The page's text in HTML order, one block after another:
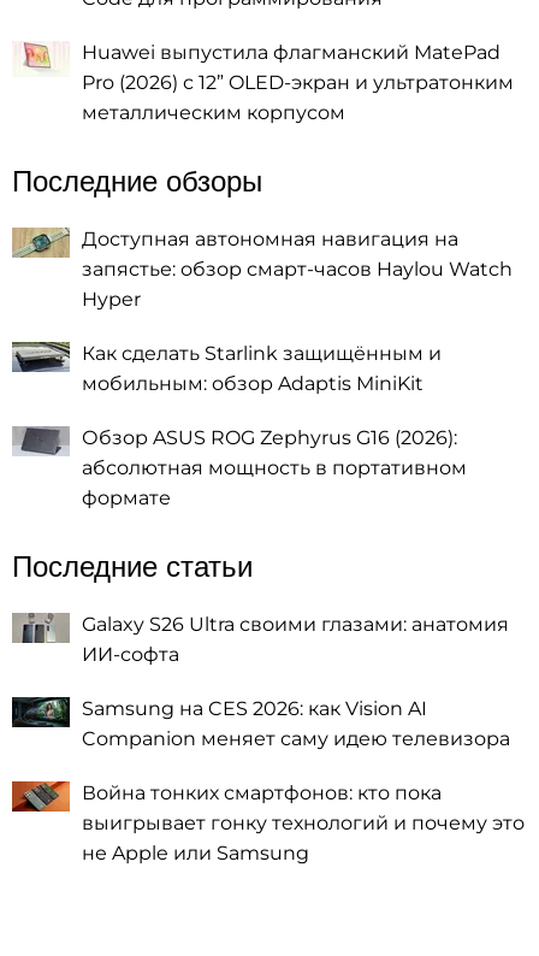
Huawei выпустила флагманский MatePad
Pro (2026) с 12” OLED-экран и ультратонким
металлическим корпусом
Последние обзоры
Доступная автономная навигация на
запястье: обзор смарт-часов Haylou Watch
Hyper
Как сделать Starlink защищённым и
мобильным: обзор Adaptis MiniKit
Обзор ASUS ROG Zephyrus G16 (2026):
абсолютная мощность в портативном
формате
Последние статьи
Galaxy S26 Ultra своими глазами: анатомия
ИИ-софта
Samsung на CES 2026: как Vision AI
Companion меняет саму идею телевизора
Война тонких смартфонов: кто пока
выигрывает гонку технологий и почему это
не Apple или Samsung